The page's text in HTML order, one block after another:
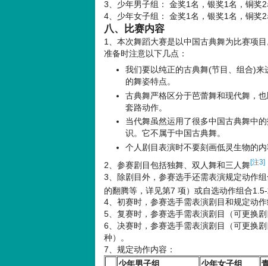
3、少年男子组： 金奖1名，银奖1名，铜奖2
4、少年女子组： 金奖1名，银奖1名，铜奖2
八、比赛内容
1、本次舞蹈大赛是以中国古典舞为比赛项
准备时注意以下几点：
我们要以纯正的古典舞(节目、组合)
的舞姿特点。
古典舞严格区分于芭蕾舞和现代舞，
套路动作。
当代舞虽然运用了很多中国古典舞中
识。它不属于中国古典舞。
个人剧目表演时不要刻画低灵生物的内
2、参赛剧目包括独舞、双人舞和三人舞[注3]
3、除剧目外，参赛选手还需表演规定动作
的翻腾等，详见第7 项）或自选动作组合
4、初赛时，参赛选手需表演剧目和规定动作
5、复赛时，参赛选手需表演剧目（可更换剧
6、决赛时，参赛选手需表演剧目（可更换
种）。
7、规定动作内容：
少年男子组
少年女子组